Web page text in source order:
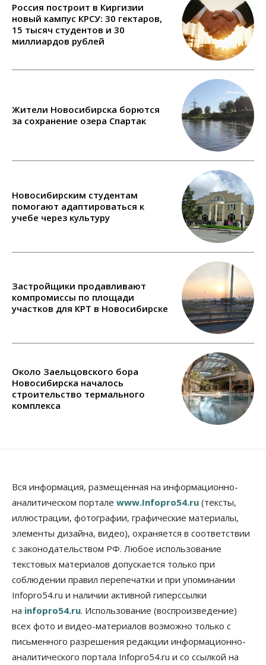
Россия построит в Киргизии
новый кампус КРСУ: 30 гектаров,
15 тысяч студентов и 30
миллиардов рублей
Жители Новосибирска борются
за сохранение озера Спартак
Новосибирским студентам
помогают адаптироваться к
учебе через культуру
Застройщики продавливают
компромиссы по площади
участков для КРТ в Новосибирске
Около Заельцовского бора
Новосибирска началось
строительство термального
комплекса
Вся информация, размещенная на информационно-
аналитическом портале www.Infopro54.ru (тексты,
иллюстрации, фотографии, графические материалы,
элементы дизайна, видео), охраняется в соответствии
с законодательством РФ. Любое использование
текстовых материалов допускается только при
соблюдении правил перепечатки и при упоминании
Infopro54.ru и наличии активной гиперссылки
на infopro54.ru. Использование (воспроизведение)
всех фото и видео-материалов возможно только с
письменного разрешения редакции информационно-
аналитического портала Infopro54.ru и со ссылкой на